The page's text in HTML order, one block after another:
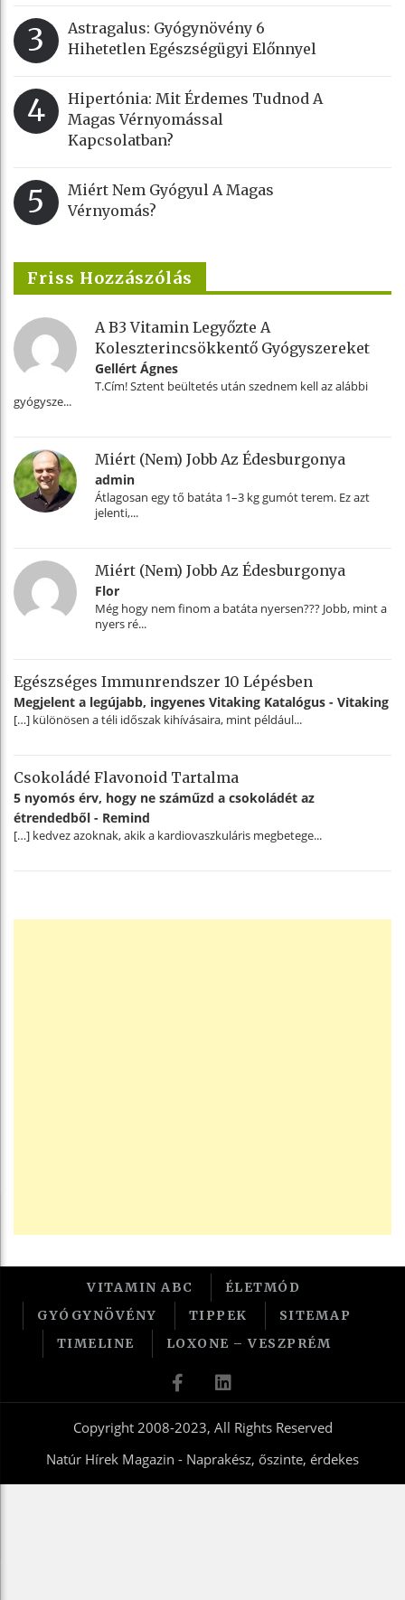
3
Astragalus: Gyógynövény 6
Hihetetlen Egészségügyi Előnnyel
4
Hipertónia: Mit Érdemes Tudnod A
Magas Vérnyomással
Kapcsolatban?
5
Miért Nem Gyógyul A Magas
Vérnyomás?
Friss Hozzászólás
A B3 Vitamin Legyőzte A
Koleszterincsökkentő Gyógyszereket
Gellért Ágnes
T.Cím! Sztent beültetés után szednem kell az alábbi
gyógysze...
Miért (nem) Jobb Az Édesburgonya
admin
Átlagosan egy tő batáta 1–3 kg gumót terem. Ez azt
jelenti,...
Miért (nem) Jobb Az Édesburgonya
Flor
Még hogy nem finom a batáta nyersen??? Jobb, mint a
nyers ré...
Egészséges Immunrendszer 10 Lépésben
Megjelent a legújabb, ingyenes Vitaking Katalógus - Vitaking
[…] különösen a téli időszak kihívásaira, mint például...
Csokoládé Flavonoid Tartalma
5 nyomós érv, hogy ne száműzd a csokoládét az
étrendedből - Remind
[…] kedvez azoknak, akik a kardiovaszkuláris megbetege...
VITAMIN ABC
ÉLETMÓD
GYÓGYNÖVÉNY
TIPPEK
SITEMAP
TIMELINE
LOXONE – VESZPRÉM
Copyright 2008-2023, All Rights Reserved
Natúr Hírek Magazin - Naprakész, őszinte, érdekes